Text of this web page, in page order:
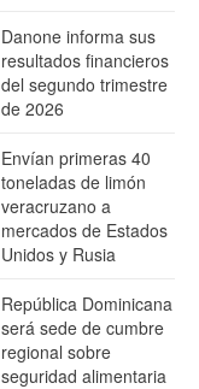
Danone informa sus
resultados financieros
del segundo trimestre
de 2026
Envían primeras 40
toneladas de limón
veracruzano a
mercados de Estados
Unidos y Rusia
República Dominicana
será sede de cumbre
regional sobre
seguridad alimentaria